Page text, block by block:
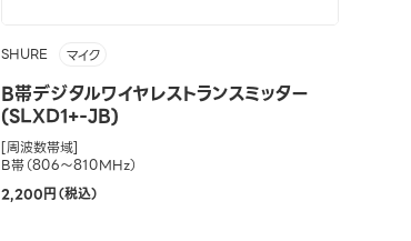
SHURE マイク
B帯デジタルワイヤレストランスミッター
(SLXD1+-JB)
[周波数帯域]
B帯（806～810MHz）
2,200円（税込）